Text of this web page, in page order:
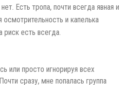
Есть тропа, почти всегда явная и
осмотрительность и капелька
риск есть всегда.
или просто игнорируя всех
сразу, мне попалась группа